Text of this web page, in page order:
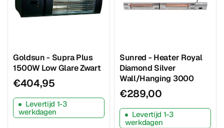
Goldsun - Supra Plus
1500W Low Glare Zwart
€404,95
Levertijd 1-3
werkdagen
Sunred - Heater Royal
Diamond Silver
Wall/Hanging 3000
€289,00
Levertijd 1-3
werkdagen